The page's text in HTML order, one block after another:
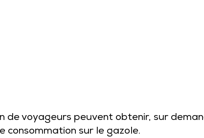
voyageurs peuvent obtenir, sur
consommation sur le gazole.